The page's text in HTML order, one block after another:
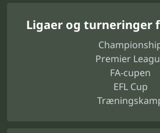
Ligaer og turneringer
Premier
FA-cupen
EFL Cup